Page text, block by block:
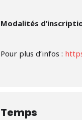
Modalités
Pour plus d’infos :
Temps